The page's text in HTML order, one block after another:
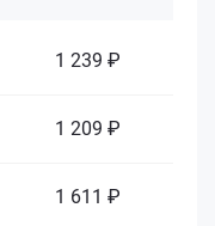
1 239 ₽
1 209 ₽
1 611 ₽